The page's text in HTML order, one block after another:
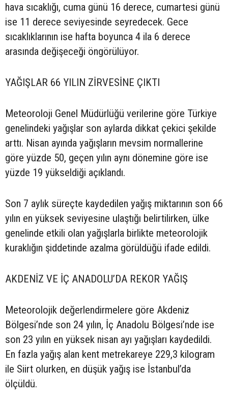
hava sıcaklığı, cuma günü 16 derece, cumartesi günü
ise 11 derece seviyesinde seyredecek. Gece
sıcaklıklarının ise hafta boyunca 4 ila 6 derece
arasında değişeceği öngörülüyor.
YAĞIŞLAR 66 YILIN ZİRVESİNE ÇIKTI
Meteoroloji Genel Müdürlüğü verilerine göre Türkiye
genelindeki yağışlar son aylarda dikkat çekici şekilde
arttı. Nisan ayında yağışların mevsim normallerine
göre yüzde 50, geçen yılın aynı dönemine göre ise
yüzde 19 yükseldiği açıklandı.
Son 7 aylık süreçte kaydedilen yağış miktarının son 66
yılın en yüksek seviyesine ulaştığı belirtilirken, ülke
genelinde etkili olan yağışlarla birlikte meteorolojik
kuraklığın şiddetinde azalma görüldüğü ifade edildi.
AKDENİZ VE İÇ ANADOLU’DA REKOR YAĞIŞ
Meteorolojik değerlendirmelere göre Akdeniz
Bölgesi’nde son 24 yılın, İç Anadolu Bölgesi’nde ise
son 23 yılın en yüksek nisan ayı yağışları kaydedildi.
En fazla yağış alan kent metrekareye 229,3 kilogram
ile Siirt olurken, en düşük yağış ise İstanbul’da
ölçüldü.